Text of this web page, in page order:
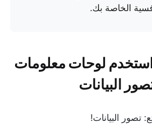
الخاصة بك.
3: استخدم لوحات معلومات
تصور البيانات!